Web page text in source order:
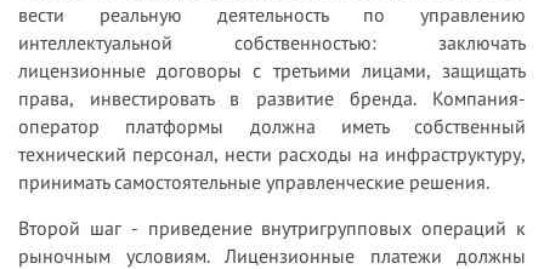
вести реальную деятельность по управлению
интеллектуальной собственностью: заключать
лицензионные договоры с третьими лицами, защищать
права, инвестировать в развитие бренда. Компания-
оператор платформы должна иметь собственный
технический персонал, нести расходы на инфраструктуру,
принимать самостоятельные управленческие решения.
Второй шаг - приведение внутригрупповых операций к
рыночным условиям. Лицензионные платежи должны